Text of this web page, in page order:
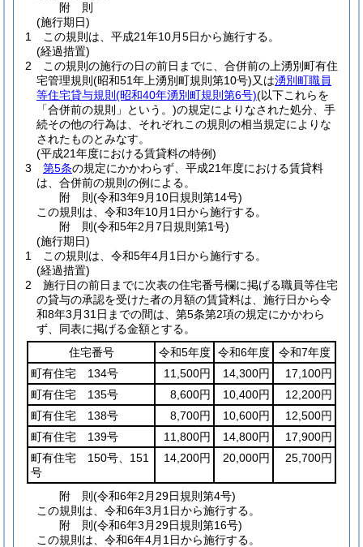
附 則
(施行期日)
1
この規則は、平成21年10月5日から施行する。
(経過措置)
2
この規則の施行の日の前日までに、合併前の上湧別町有住
宅管理規則 (昭和51年上湧別町規則第10号)又は湧別町職員
等住宅貸与規則 (昭和40年湧別町規則第6号)(以下これらを
「合併前の規則」という。)の規定によりなされた処分、手
続その他の行為は、それぞれこの規則の相当規定によりな
されたものとみなす。
(平成21年度における賃貸料の特例)
3
第5条の規定にかかわらず、平成21年度における賃貸料
は、合併前の規則の例による。
附 則(令和3年9月10日規則第14号)
この規則は、令和3年10月1日から施行する。
附 則(令和5年2月7日規則第1号)
(施行期日)
1
この規則は、令和5年4月1日から施行する。
(経過措置)
2
施行日の前日までに次表の住宅番号欄に掲げる職員等住宅
の貸与の承認を受けた者の月額の賃貸料は、施行日から令
和8年3月31日までの間は、第5条第2項の規定にかかわら
ず、同表に掲げる金額とする。
住宅番号
令和5年度 令和6年度
令和7年度
町有住宅 134号
11,500円 14,300円
17,100円
町有住宅 135号
8,600円 10,400円
12,200円
町有住宅 138号
8,700円 10,600円
12,500円
町有住宅 139号
11,800円 14,800円
17,900円
町有住宅 150号、151
号
14,200円 20,000円 25,700円
附 則(令和6年2月29日規則第4号)
この規則は、令和6年3月1日から施行する。
附 則(令和6年3月29日規則第16号)
この規則は、令和6年4月1日から施行する。